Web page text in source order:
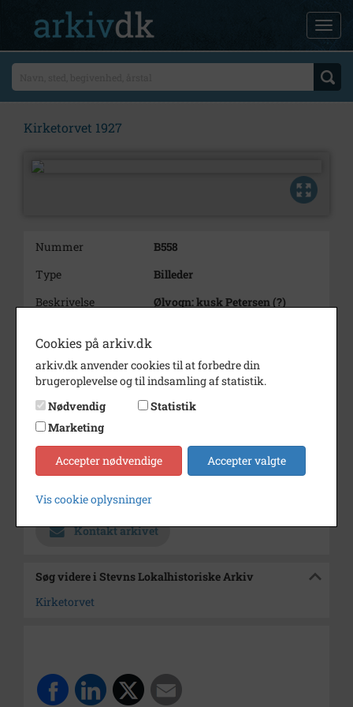
Kirketorvet 1927
Nummer
B558
Type
Billeder
Beskrivelse
Ølvogn: kusk Petersen (?)
Dateringsnote
1927
Fotograf
Ukendt
Størrelse
25 x 19 cm
Se på kort
Arkiv
Kontakt arkivet
Søg videre i Stevns Lokalhistoriske Arkiv
Kirketorvet
Cookies på arkiv.dk
arkiv.dk anvender cookies til at forbedre din
brugeroplevelse og til indsamling af statistik.
Nødvendig
Statistik
Marketing
Accepter nødvendige Accepter valgte
Vis cookie oplysninger